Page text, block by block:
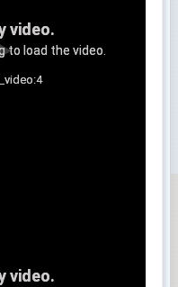
video.
to load the video.
video.